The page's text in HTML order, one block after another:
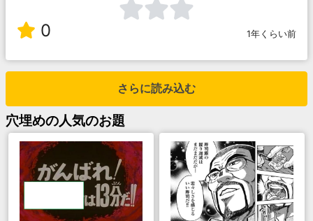
0 1年くらい前
さらに読み込む
穴埋めの人気のお題